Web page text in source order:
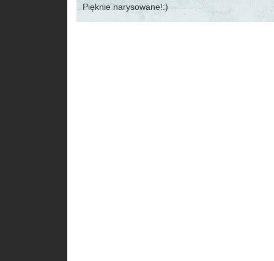
Pięknie narysowane!:)